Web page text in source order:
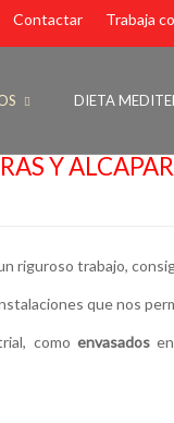
Contactar Trabaja
DIETA
Y
riguroso trabajo,
que nos
como envasadosen